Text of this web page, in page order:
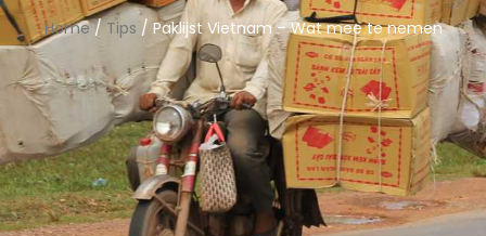
Home/ Tips / Paklijst Vietnam – Wat mee te nemen